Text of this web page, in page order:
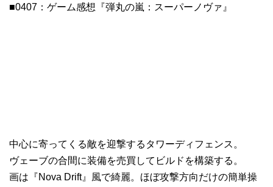
■0407：ゲーム感想『弾丸の嵐：スーパーノヴァ』
中心に寄ってくる敵を迎撃するタワーディフェンス。
ヴェーブの合間に装備を売買してビルドを構築する。
画は『Nova Drift』風で綺麗。ほぼ攻撃方向だけの簡単操